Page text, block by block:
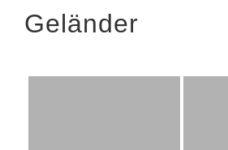
Geländer